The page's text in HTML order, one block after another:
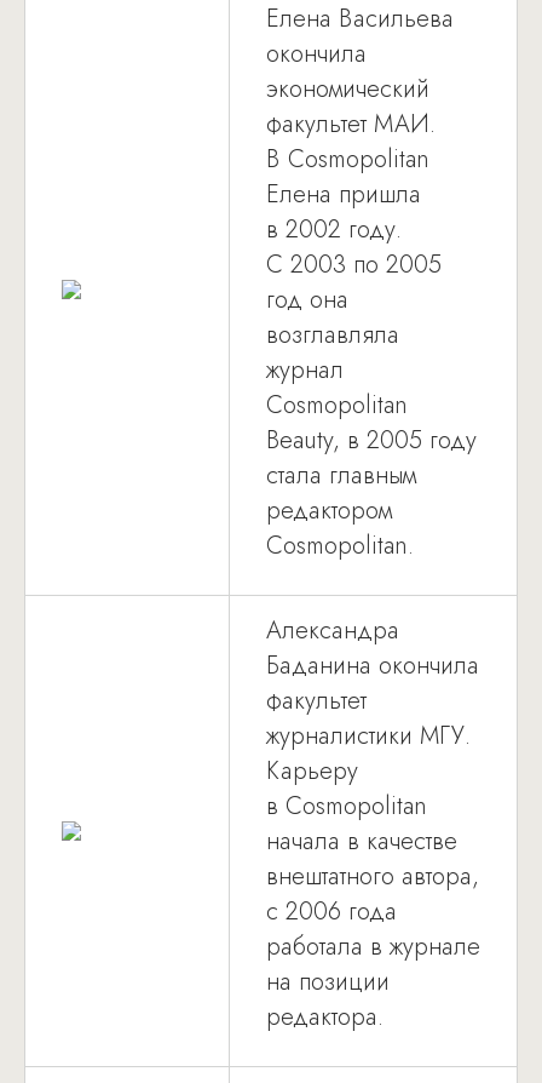
Елена Васильева
окончила
экономический
факультет МАИ.
В Cosmopolitan
Елена пришла
в 2002 году.
С 2003 по 2005
год она
возглавляла
журнал
Cosmopolitan
Beauty, в 2005 году
стала главным
редактором
Cosmopolitan.
Александра
Баданина окончила
факультет
журналистики МГУ.
Карьеру
в Cosmopolitan
начала в качестве
внештатного автора,
с 2006 года
работала в журнале
на позиции
редактора.